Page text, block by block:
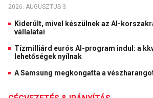
2026. AUGUSZTUS 3.
Kiderült, mivel készülnek az AI-
vállalatai
Tízmilliárd eurós AI-program indul: a
lehetőségek nyílnak
A Samsung megkongatta a